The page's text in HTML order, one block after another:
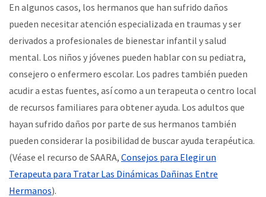
En algunos casos, los hermanos que han sufrido daños
pueden necesitar atención especializada en traumas y ser
derivados a profesionales de bienestar infantil y salud
mental. Los niños y jóvenes pueden hablar con su pediatra,
consejero o enfermero escolar. Los padres también pueden
acudir a estas fuentes, así como a un terapeuta o centro local
de recursos familiares para obtener ayuda. Los adultos que
hayan sufrido daños por parte de sus hermanos también
pueden considerar la posibilidad de buscar ayuda terapéutica.
(Véase el recurso de SAARA, Consejos para Elegir un
Terapeuta para Tratar Las Dinámicas Dañinas Entre
Hermanos).